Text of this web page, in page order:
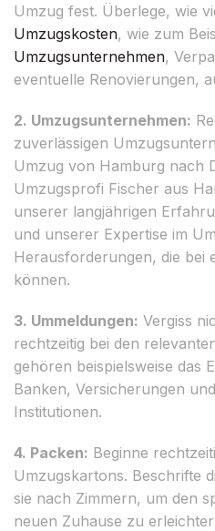
Umzug fest. Überlege, wie
Umzugskosten, wie zum
Umzugsunternehmen,
eventuelle Renovierungen,
2. Umzugsunternehmen:
zuverlässigen
Umzug von Hamburg nach
Umzugsprofi Fischer aus
unserer langjährigen
und unserer Expertise im
Herausforderungen, die bei
können.
3. Ummeldungen: Vergiss
rechtzeitig bei den
gehören beispielsweise das
Banken, Versicherungen
Institutionen.
4. Packen: Beginne
Umzugskartons. Beschrifte
sie nach Zimmern, um den
neuen Zuhause zu